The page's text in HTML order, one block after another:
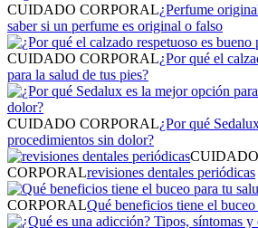
CUIDADO CORPORAL¿Perfume
saber si un perfume es original o falso
CUIDADO CORPORAL¿Por qué el
para la salud de tus pies?
CUIDADO CORPORAL¿Por qué
procedimientos sin dolor?
CUIDADO
CORPORALrevisiones dentales periódicas
CORPORALQué beneficios tiene el buceo